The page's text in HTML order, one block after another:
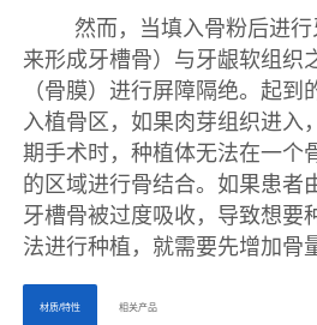
ㅤㅤ材质/特性ㅤㅤ ㅤㅤ相关产品ㅤㅤㅤ